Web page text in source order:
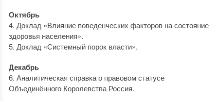
Октябрь
4. Доклад «Влияние поведенческих факторов на состояние
здоровья населения».
5. Доклад «Системный порок власти».
Декабрь
6. Аналитическая справка о правовом статусе
Объединённого Королевства Россия.